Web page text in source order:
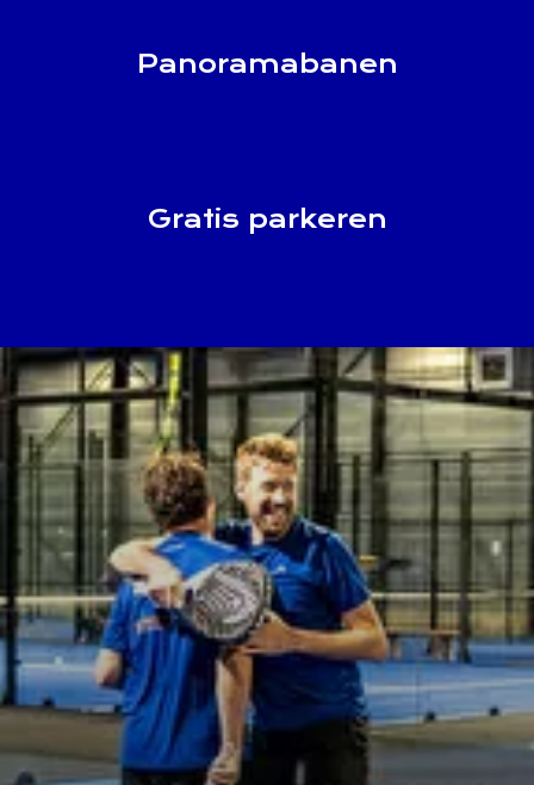
Panoramabanen
Gratis parkeren